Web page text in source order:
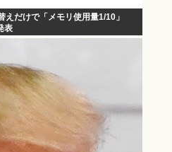
だけで「メモリ使用量1/10」
表